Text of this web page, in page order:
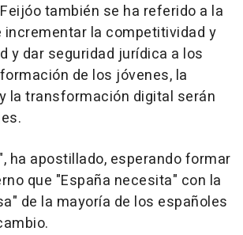
también se ha referido a la
incrementar la competitividad y
y dar seguridad jurídica a los
de los jóvenes, la
la transformación digital serán
ha apostillado, esperando formar
que "España necesita" con la
de la mayoría de los españoles